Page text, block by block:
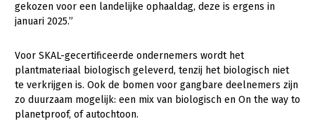
gekozen voor een landelijke ophaaldag, deze is ergens in
januari 2025.”
Voor SKAL-gecertificeerde ondernemers wordt het
plantmateriaal biologisch geleverd, tenzij het biologisch niet
te verkrijgen is. Ook de bomen voor gangbare deelnemers zijn
zo duurzaam mogelijk: een mix van biologisch en On the way to
planetproof, of autochtoon.